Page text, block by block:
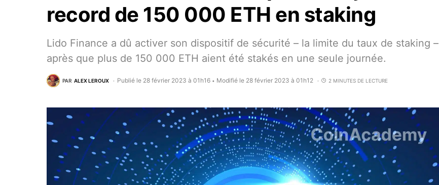
record de 150 000 ETH en staking
Lido Finance a dû activer son dispositif de sécurité – la limite du taux de staking –
après que plus de 150 000 ETH aient été stakés en une seule journée.
PAR ALEX LEROUX Publié le 28 février 2023 à 01h16 • Modifié le 28 février 2023 à 01h12 2 MINUTES DE LECTURE